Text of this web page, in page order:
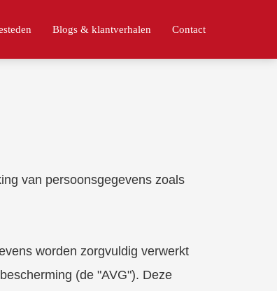
Blogs & klantverhalen Contact
van persoonsgegevens zoals
worden zorgvuldig verwerkt
(de "AVG"). Deze